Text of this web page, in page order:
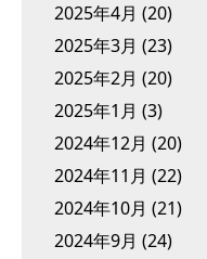
2025年4月 (20)
2025年3月 (23)
2025年2月 (20)
2025年1月 (3)
2024年12月 (20)
2024年11月 (22)
2024年10月 (21)
2024年9月 (24)